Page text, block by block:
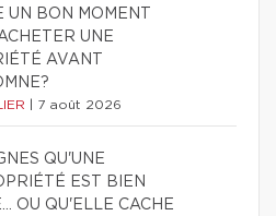
UN BON MOMENT
UNE
AVANT
7 août 2026
QU'UNE
EST BIEN
OU QU'ELLE CACHE